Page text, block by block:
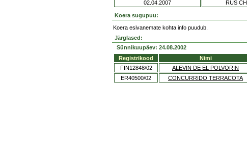
02.04.2007
RUS CH
Koera sugupuu:
Koera esivanemate kohta info puudub.
Järglased:
Sünnikuupäev: 24.08.2002
Registrikood
Nimi
FIN12848/02
ALEVIN DE EL POLVORIN
ER40500/02
CONCURRIDO TERRACOTA